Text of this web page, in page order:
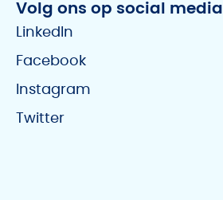
Volg ons op social media
LinkedIn
Facebook
Instagram
Twitter